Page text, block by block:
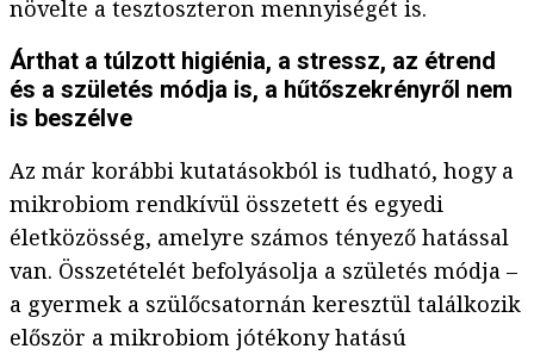
növelte a tesztoszteron mennyiségét is.
Árthat a túlzott higiénia, a stressz, az étrend
és a születés módja is, a hűtőszekrényről nem
is beszélve
Az már korábbi kutatásokból is tudható, hogy a
mikrobiom rendkívül összetett és egyedi
életközösség, amelyre számos tényező hatással
van. Összetételét befolyásolja a születés módja –
a gyermek a szülőcsatornán keresztül találkozik
először a mikrobiom jótékony hatású